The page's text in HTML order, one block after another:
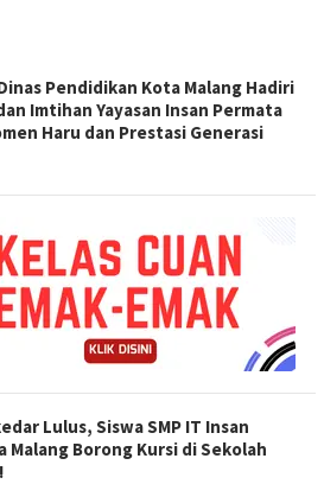
Pendidikan Kota Malang Hadiri
Imtihan Yayasan Insan Permata
Haru dan Prestasi Generasi
Lulus, Siswa SMP IT Insan
Malang Borong Kursi di Sekolah